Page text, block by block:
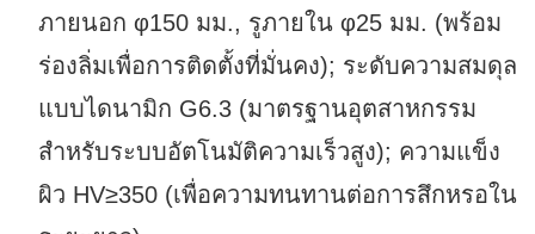
ภายนอก φ150 มม., รูภายใน φ25 มม. (พร้อม
ร่องลิ่มเพื่อการติดตั้งที่มั่นคง); ระดับความสมดุล
แบบไดนามิก G6.3 (มาตรฐานอุตสาหกรรม
สำหรับระบบอัตโนมัติความเร็วสูง); ความแข็ง
ผิว HV≥350 (เพื่อความทนทานต่อการสึกหรอใน